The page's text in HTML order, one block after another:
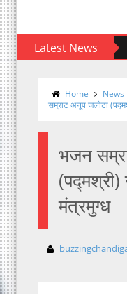
Latest NewsViet
Home News
सम्राट अनूप जलोटा
भजन
मंत्रमुग्ध